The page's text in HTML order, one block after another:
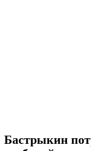
Бастрыкин